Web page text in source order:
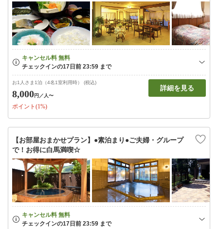
お1人さま1泊（4名1室利用時） (税込)
8,000円 ／人〜
ポイント(1%)
詳細を見る
【お部屋おまかせプラン】●素泊まり●ご夫婦・グループ
で！お得に白馬満喫☆